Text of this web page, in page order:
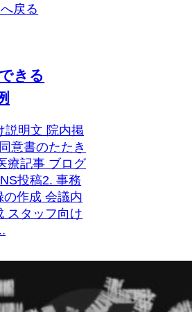
戻る
きる
説明文 院内掲
意書のたたき
療記事 ブログ
投稿2. 事務
作成 会議内
スタッフ向け